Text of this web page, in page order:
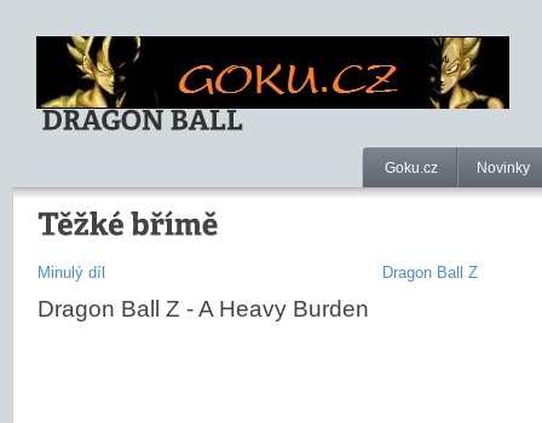
Goku.cz Novinky
Minulý díl Dragon Ball Z
Dragon Ball Z - A Heavy Burden